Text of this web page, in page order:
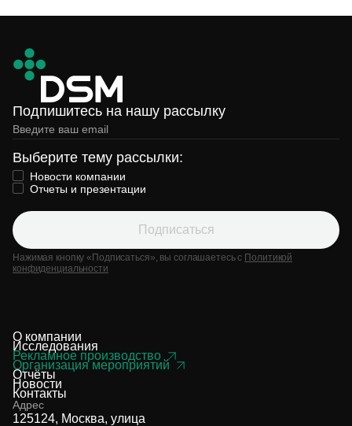
Подпишитесь на нашу рассылку
Выберите тему рассылки:
Новости компании
Отчеты и презентации
Подписаться
Нажимая кнопку «Подписаться», вы соглашаетесь с Политикой
конфиденциальности
О компании
Исследования
Рекламное производство
Организация мероприятий
Отчёты
Новости
Контакты
Адрес
125124, Москва, улица